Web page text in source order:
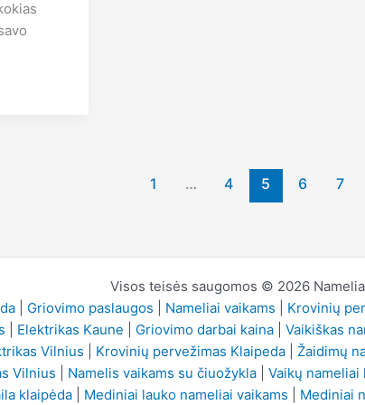
1 … 4 5 6 7
Visos teisės saugomos © 2026
| Griovimo paslaugos Nameliai vaikams Krovinių
Elektrikas Kaune Griovimo darbai kaina Vaikiškas
Vilnius Krovinių pervežimas Klaipeda| Žaidimų
Vilnius Namelis vaikams su čiuožykla Vaikų nameliai
klaipėda Mediniai lauko nameliai vaikams Mediniai